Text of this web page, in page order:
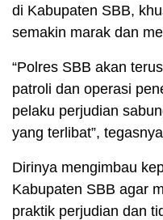
di Kabupaten SBB,
semakin marak dan
“Polres SBB akan
patroli dan operasi
pelaku perjudian
yang terlibat”,
Dirinya mengimbau
Kabupaten SBB agar
praktik perjudian dan